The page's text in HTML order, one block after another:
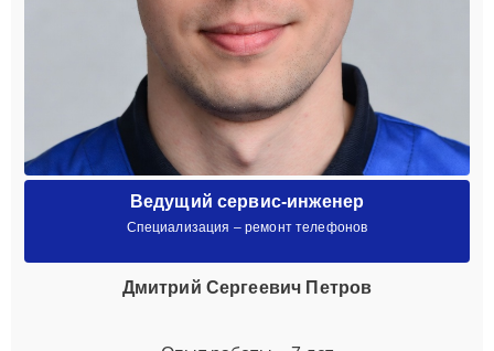
Ведущий сервис-инженер
Специализация – ремонт телефонов
Дмитрий Сергеевич Петров